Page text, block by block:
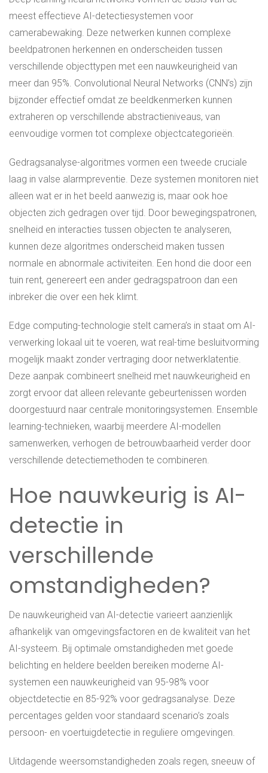
meest effectieve AI-detectiesystemen voor
camerabewaking. Deze netwerken kunnen complexe
beeldpatronen herkennen en onderscheiden tussen
verschillende objecttypen met een nauwkeurigheid van
meer dan 95%. Convolutional Neural Networks (CNN’s) zijn
bijzonder effectief omdat ze beeldkenmerken kunnen
extraheren op verschillende abstractieniveaus, van
eenvoudige vormen tot complexe objectcategorieën.
Gedragsanalyse-algoritmes vormen een tweede cruciale
laag in valse alarmpreventie. Deze systemen monitoren niet
alleen wat er in het beeld aanwezig is, maar ook hoe
objecten zich gedragen over tijd. Door bewegingspatronen,
snelheid en interacties tussen objecten te analyseren,
kunnen deze algoritmes onderscheid maken tussen
normale en abnormale activiteiten. Een hond die door een
tuin rent, genereert een ander gedragspatroon dan een
inbreker die over een hek klimt.
Edge computing-technologie stelt camera’s in staat om AI-
verwerking lokaal uit te voeren, wat real-time besluitvorming
mogelijk maakt zonder vertraging door netwerklatentie.
Deze aanpak combineert snelheid met nauwkeurigheid en
zorgt ervoor dat alleen relevante gebeurtenissen worden
doorgestuurd naar centrale monitoringsystemen. Ensemble
learning-technieken, waarbij meerdere AI-modellen
samenwerken, verhogen de betrouwbaarheid verder door
verschillende detectiemethoden te combineren.
Hoe nauwkeurig is AI-
detectie in
verschillende
omstandigheden?
De nauwkeurigheid van AI-detectie varieert aanzienlijk
afhankelijk van omgevingsfactoren en de kwaliteit van het
AI-systeem. Bij optimale omstandigheden met goede
belichting en heldere beelden bereiken moderne AI-
systemen een nauwkeurigheid van 95-98% voor
objectdetectie en 85-92% voor gedragsanalyse. Deze
percentages gelden voor standaard scenario’s zoals
persoon- en voertuigdetectie in reguliere omgevingen.
Uitdagende weersomstandigheden zoals regen, sneeuw of